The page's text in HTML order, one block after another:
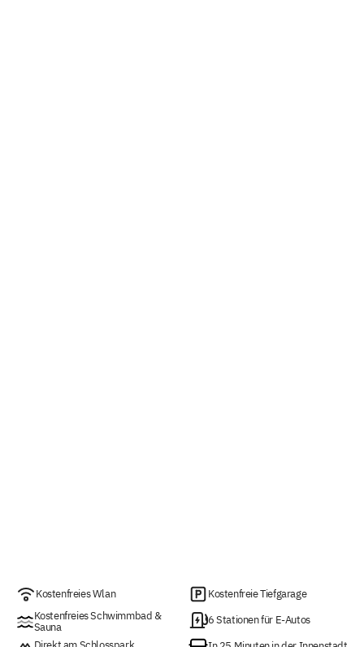
Kostenfreies Wlan
Kostenfreies Schwimmbad &
Sauna
Kostenfreie Tiefgarage
6 Stationen für E-Autos